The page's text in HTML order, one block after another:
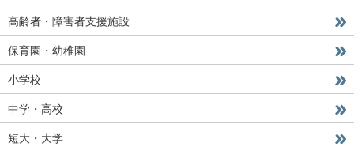
高齢者・障害者支援施設
保育園・幼稚園
小学校
中学・高校
短大・大学